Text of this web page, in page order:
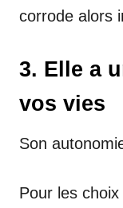
corrode alors
3. Elle a
vos vies
Son
Pour les